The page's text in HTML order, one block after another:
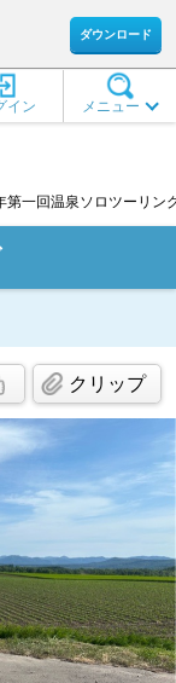
ダウンロード
メニュー
イン
第一回温泉ソロツーリン
クリップ